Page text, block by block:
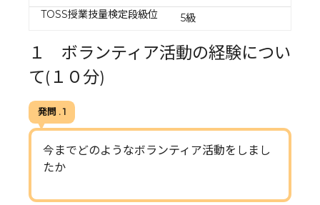
TOSS授業技量検定段級位
5級
１ ボランティア活動の経験につい
て(１０分)
発問 . 1
今までどのようなボランティア活動をしまし
たか